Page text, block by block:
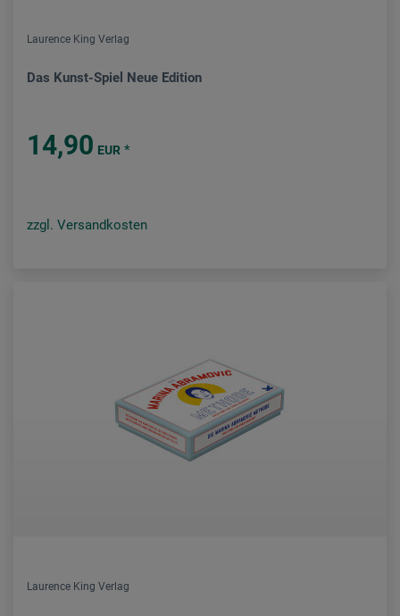
Laurence King Verlag
Das Kunst-Spiel Neue Edition
14,90 EUR *
zzgl. Versandkosten
Laurence King Verlag